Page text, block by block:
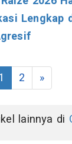
Lengkap
2 »
lainnya di